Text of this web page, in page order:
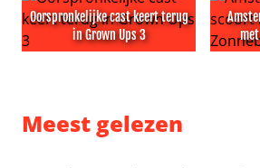
Oorspronkelijke cast keert terug
in Grown Ups 3
Meest gelezen